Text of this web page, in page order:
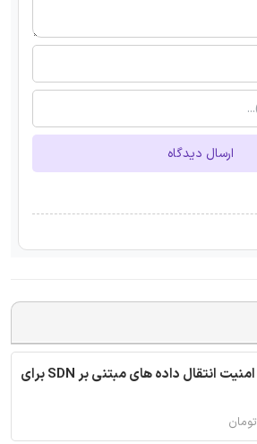
ارسال دیدگاه
ترجمه مقاله امنیت انتقال داده های مبتنی بر SDN برای